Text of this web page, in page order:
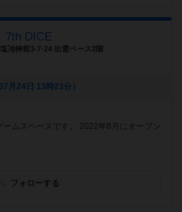
7th DICE
冶神前3-7-24 出雲ベース2階
月24日 13時23分）
ームスペースです。 2022年8月にオープン
フォローする